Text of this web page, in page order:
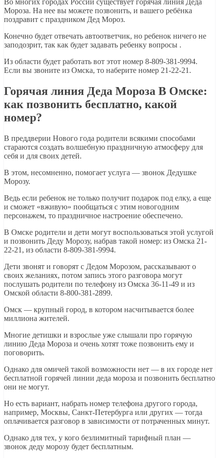
Мороза. На нее вы можете позвонить, и вашего ребёнка
поздравит с праздником Дед Мороз.
Конечно будет отвечать автоответчик, но ребенок ничего не
заподозрит, так как будет задавать ребенку вопросы .
Из области будет работать вот этот номер 8-809-381-9994.
Если вы звоните из Омска, то наберите номер 21-22-21.
Горячая линия Деда Мороза В Омске:
как позвонить бесплатно, какой
номер?
В преддверии Нового года родители всякими способами
стараются создать волшебную праздничную атмосферу для
себя и для своих детей.
В этом, несомненно, помогает услуга — звонок Дедушке
Морозу.
Ведь если ребенок не только получит подарок под елку, а еще
и сможет «вживую» пообщаться с этим новогодним
персонажем, то праздничное настроение обеспечено.
В Омске родители и дети могут воспользоваться этой услугой
и позвонить Деду Морозу, набрав такой номер: из Омска 21-
22-21, из области 8-809-381-9994.
Дети звонят и говорят с Дедом Морозом, рассказывают о
своих желаниях, потом запись этого разговора могут
послушать родители по телефону из Омска 36-11-49 и из
Омской области 8-800-381-2899.
Омск — крупный город, в котором насчитывается более
миллиона жителей.
Многие детишки и взрослые уже слышали про горячую
линию Деда Мороза и очень хотят тоже позвонить ему и
поговорить.
Однако для омичей такой возможности нет — в их городе нет
бесплатной горячей линии деда мороза и позвонить бесплатно
они не могут.
Но есть вариант, набрать номер телефона другого города,
например, Москвы, Санкт-Петербурга или других — тогда
оплачивается разговор в зависимости от потраченных минут.
Однако для тех, у кого безлимитный тарифный план —
звонок деду морозу будет бесплатным.